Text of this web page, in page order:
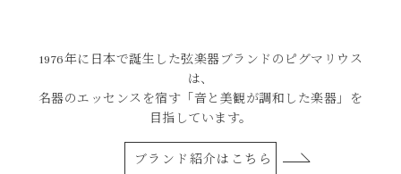
1976年に日本で誕生した弦楽器ブランドのピグマリウス
は、
名器のエッセンスを宿す「音と美観が調和した楽器」を
目指しています。
ブランド紹介はこちら